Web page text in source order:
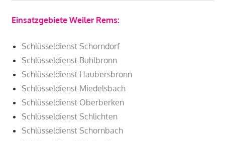
Einsatzgebiete Weiler Rems:
Schlüsseldienst Schorndorf
Schlüsseldienst Buhlbronn
Schlüsseldienst Haubersbronn
Schlüsseldienst Miedelsbach
Schlüsseldienst Oberberken
Schlüsseldienst Schlichten
Schlüsseldienst Schornbach